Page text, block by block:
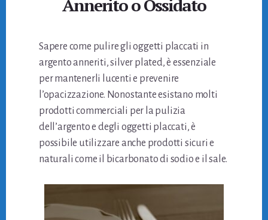
Annerito o Ossidato
Sapere come pulire gli oggetti placcati in
argento anneriti, silver plated, è essenziale
per mantenerli lucenti e prevenire
l’opacizzazione. Nonostante esistano molti
prodotti commerciali per la pulizia
dell’argento e degli oggetti placcati, è
possibile utilizzare anche prodotti sicuri e
naturali come il bicarbonato di sodio e il sale.